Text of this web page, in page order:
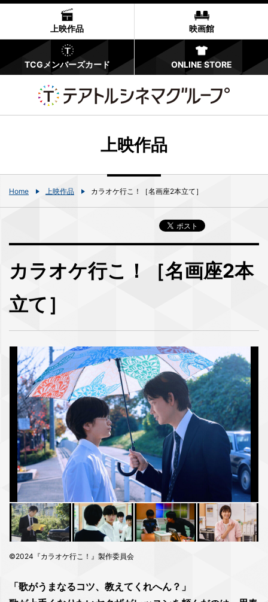
上映作品 映画館
TCGメンバーズカード ONLINE STORE
上映作品
Home 上映作品 カラオケ行こ！［名画座2本立て］
カラオケ行こ！［名画座2本
立て］
©2024『カラオケ行こ！』製作委員会
「歌がうまなるコツ、教えてくれへん？」